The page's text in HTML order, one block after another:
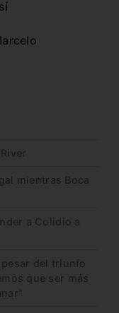
mientras Boca
a Colidio a
del triunfo
que ser más